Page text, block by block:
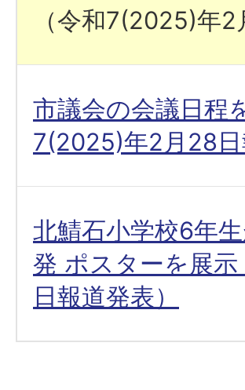
（令和7(2025)年
市議会の会議日程
7(2025)年2月28
北鯖石小学校6年
発 ポスターを展
日報道発表）